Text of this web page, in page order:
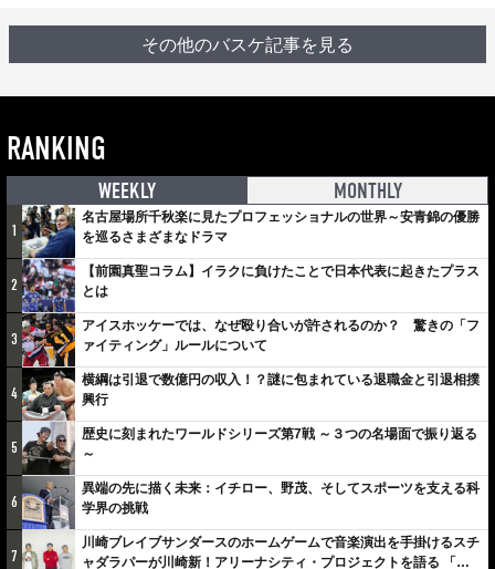
その他のバスケ記事を見る
RANKING
WEEKLY MONTHLY
1
名古屋場所千秋楽に見たプロフェッショナルの世界～安青錦の優勝
を巡るさまざまなドラマ
2
【前園真聖コラム】イラクに負けたことで日本代表に起きたプラス
とは
3
アイスホッケーでは、なぜ殴り合いが許されるのか？ 驚きの「フ
ァイティング」ルールについて
4
横綱は引退で数億円の収入！？謎に包まれている退職金と引退相撲
興行
5
歴史に刻まれたワールドシリーズ第7戦 ～３つの名場面で振り返る
～
6
異端の先に描く未来：イチロー、野茂、そしてスポーツを支える科
学界の挑戦
7
川崎ブレイブサンダースのホームゲームで音楽演出を手掛けるスチ
ャダラパーが川崎新！アリーナシティ・プロジェクトを語る 「楽